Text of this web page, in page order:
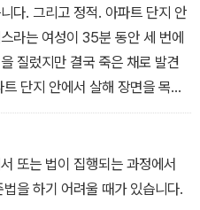
, 보험금을 타기 위해 사람을 죽
사람의 생명을 구하고 죽은 사
뎌내고 성공한 사람도 있습니다.
은 어떤 사람들의 삶을 지지하
다. 그리고 정적. 아파트 단지 안
라는 여성이 35분 동안 세 번에
질렀지만 결국 죽은 채로 발견
단지 안에서 살해 장면을 목격
다. 하지만 그중 누구도 범죄자
조금 다른 설명을 합니다. 목격
하나같이 다른 사람이 경찰에
또는 법이 집행되는 과정에서
을 하기 어려울 때가 있습니다.